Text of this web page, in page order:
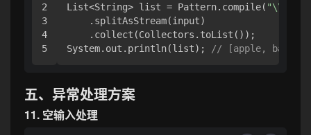
2
3
4
List<String> list = Pattern.compile( "\\s+"
    .splitAsStream(input)
    .collect(Collectors.toList());
System.out.println(list);
// [apple,
五、异常处理方案
11. 空输入处理